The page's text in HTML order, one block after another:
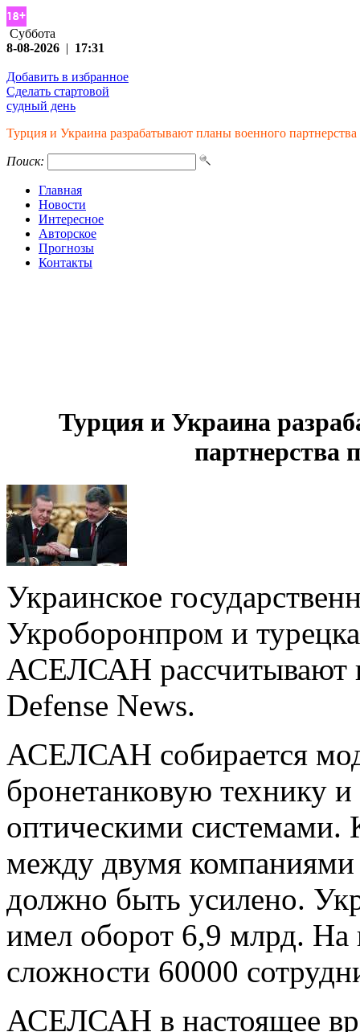
Суббота
8-08-2026 | 17:31
Добавить в избранное
Сделать стартовой
судный день
Турция и Украина разрабатывают планы военного
Поиск:
Главная
Новости
Интересное
Авторское
Прогнозы
Контакты
Турция и Украина
партнерства
Украинское
Укроборонпром и
АСЕЛСАН рассчитывают
Defense News.
АСЕЛСАН собирается
бронетанковую технику и
оптическими системами.
между двумя
должно быть усилено.
имел оборот 6,9 млрд. На
сложности 60000
АСЕЛСАН в настоящее